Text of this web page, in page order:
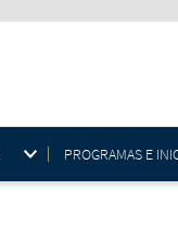
PROGRAMAS E